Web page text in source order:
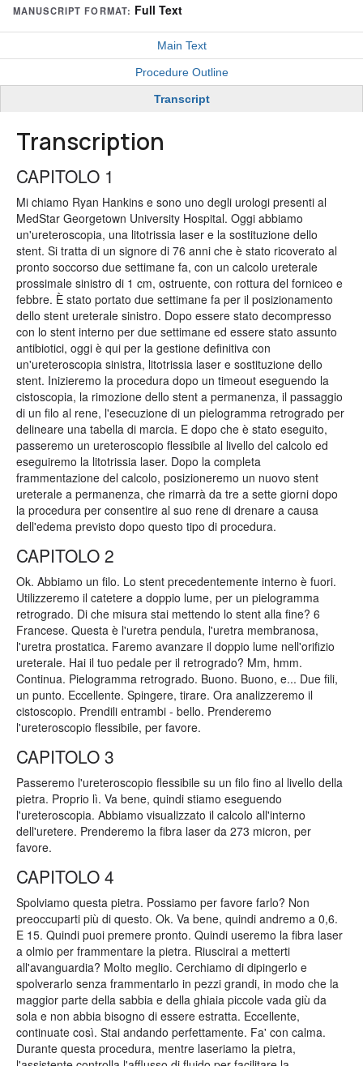
MANUSCRIPT FORMAT: Full Text
Main Text
Procedure Outline
Transcript
Transcription
CAPITOLO 1
Mi chiamo Ryan Hankins e sono uno degli urologi presenti al
MedStar Georgetown University Hospital. Oggi abbiamo
un'ureteroscopia, una litotrissia laser e la sostituzione dello
stent. Si tratta di un signore di 76 anni che è stato ricoverato al
pronto soccorso due settimane fa, con un calcolo ureterale
prossimale sinistro di 1 cm, ostruente, con rottura del forniceo e
febbre. È stato portato due settimane fa per il posizionamento
dello stent ureterale sinistro. Dopo essere stato decompresso
con lo stent interno per due settimane ed essere stato assunto
antibiotici, oggi è qui per la gestione definitiva con
un'ureteroscopia sinistra, litotrissia laser e sostituzione dello
stent. Inizieremo la procedura dopo un timeout eseguendo la
cistoscopia, la rimozione dello stent a permanenza, il passaggio
di un filo al rene, l'esecuzione di un pielogramma retrogrado per
delineare una tabella di marcia. E dopo che è stato eseguito,
passeremo un ureteroscopio flessibile al livello del calcolo ed
eseguiremo la litotrissia laser. Dopo la completa
frammentazione del calcolo, posizioneremo un nuovo stent
ureterale a permanenza, che rimarrà da tre a sette giorni dopo
la procedura per consentire al suo rene di drenare a causa
dell'edema previsto dopo questo tipo di procedura.
CAPITOLO 2
Ok. Abbiamo un filo. Lo stent precedentemente interno è fuori.
Utilizzeremo il catetere a doppio lume, per un pielogramma
retrogrado. Di che misura stai mettendo lo stent alla fine? 6
Francese. Questa è l'uretra pendula, l'uretra membranosa,
l'uretra prostatica. Faremo avanzare il doppio lume nell'orifizio
ureterale. Hai il tuo pedale per il retrogrado? Mm, hmm.
Continua. Pielogramma retrogrado. Buono. Buono, e... Due fili,
un punto. Eccellente. Spingere, tirare. Ora analizzeremo il
cistoscopio. Prendili entrambi - bello. Prenderemo
l'ureteroscopio flessibile, per favore.
CAPITOLO 3
Passeremo l'ureteroscopio flessibile su un filo fino al livello della
pietra. Proprio lì. Va bene, quindi stiamo eseguendo
l'ureteroscopia. Abbiamo visualizzato il calcolo all'interno
dell'uretere. Prenderemo la fibra laser da 273 micron, per
favore.
CAPITOLO 4
Spolviamo questa pietra. Possiamo per favore farlo? Non
preoccuparti più di questo. Ok. Va bene, quindi andremo a 0,6.
E 15. Quindi puoi premere pronto. Quindi useremo la fibra laser
a olmio per frammentare la pietra. Riuscirai a metterti
all'avanguardia? Molto meglio. Cerchiamo di dipingerlo e
spolverarlo senza frammentarlo in pezzi grandi, in modo che la
maggior parte della sabbia e della ghiaia piccole vada giù da
sola e non abbia bisogno di essere estratta. Eccellente,
continuate così. Stai andando perfettamente. Fa' con calma.
Durante questa procedura, mentre laseriamo la pietra,